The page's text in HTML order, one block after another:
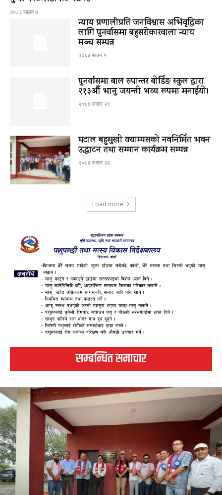
२०८३ साउन ७
न्याय प्रणालीप्रति जनविश्वास अभिवृद्धिका
लागि पुनर्वासमा बहुसरोकारवाला न्याय
मञ्च सम्पन्न
२०८३ साउन १
पुनर्वासमा बाल रुपान्तर बोर्डिङ स्कुल द्धारा
२१३औँ भानु जयन्ती भव्य रूपमा मनाईयो।
२०८३ असार २९
घटाल बहुमुखी क्याम्पसको नवनिर्मित भवन
उद्घाटन तथा सम्मान कार्यक्रम सम्पन्न
२०८३ असार २६
Load more
सम्बन्धित समाचार